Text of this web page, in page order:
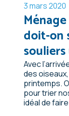
3 mars 2020
doit-on
souliers
Avec
des
printemps.
pour trier
idéal de